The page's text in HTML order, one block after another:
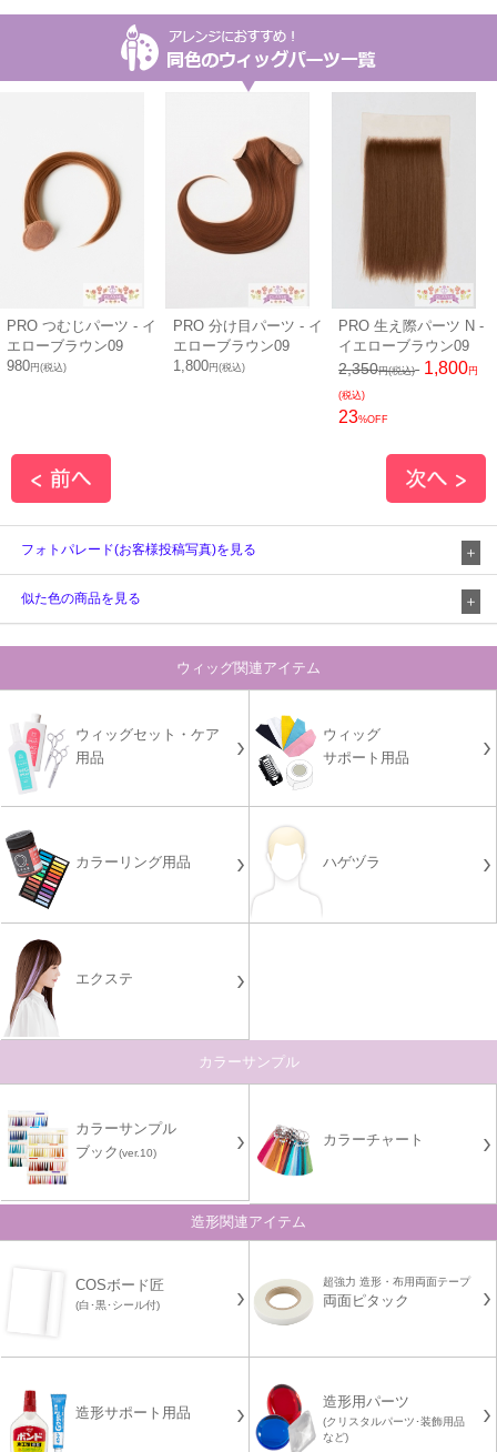
PRO つむじパーツ - イ
エローブラウン09
980円(税込)
PRO 分け目パーツ - イ
エローブラウン09
1,800円(税込)
PRO 生え際パーツ N -
イエローブラウン09
2,350円(税込) 1,800円
(税込)
23%OFF
フォトパレード(お客様投稿写真)を見る
似た色の商品を見る
ウィッグ関連アイテム
ウィッグセット・ケア
用品
ウィッグ
サポート用品
カラーリング用品 ハゲヅラ
エクステ
カラーサンプル
カラーサンプル
ブック(ver.10)
カラーチャート
造形関連アイテム
COSボード匠
(白･黒･シール付)
超強力 造形・布用両面テープ
両面ピタック
造形サポート用品
造形用パーツ
(クリスタルパーツ･装飾用品
など)